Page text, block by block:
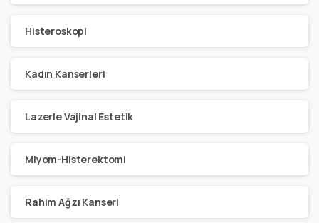
Histeroskopi
Kadın Kanserleri
Lazerle Vajinal Estetik
Miyom-Histerektomi
Rahim Ağzı Kanseri